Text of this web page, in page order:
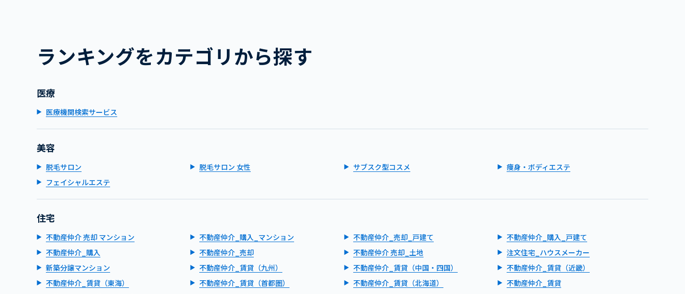
ランキングをカテゴリから探す
医療
医療機関検索サービス
美容
脱毛サロン 脱毛サロン 女性 サブスク型コスメ
痩身・ボディエステ
フェイシャルエステ
住宅
不動産仲介 売却 マンション 不動産仲介_購入_マンション 不動産仲介_売却_戸建て
不動産仲介_購入_戸建て
不動産仲介_購入
不動産仲介_売却 不動産仲介 売却_土地
注文住宅_ハウスメーカー
新築分譲マンション
不動産仲介_賃貸（九州） 不動産仲介_賃貸（中国・四国）
不動産仲介_賃貸（近畿）
不動産仲介_賃貸（東海）
不動産仲介_賃貸（首都圏） 不動産仲介_賃貸（北海道）
不動産仲介_賃貸